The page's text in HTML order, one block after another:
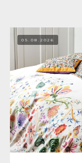
05.08.2026